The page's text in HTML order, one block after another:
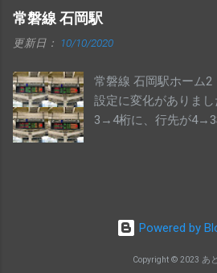
た。 中央線 高尾駅線
尾止まりとなってい
ていないようで、中
出ています。 高尾駅
は、下り特急列車と
普段高尾駅の発車標
常磐線 石岡駅
更新日： 10/10/2020
常磐線 石岡駅ホーム
設定に変化がありま
3→4桁に、行先が4→3
Powered by
Copyright © 2023 あ